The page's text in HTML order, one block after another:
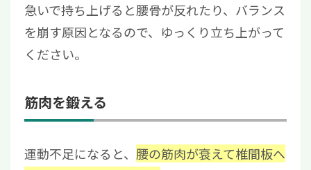
急いで持ち上げると腰骨が反れたり、バランス
を崩す原因となるので、ゆっくり立ち上がって
ください。
筋肉を鍛える
運動不足になると、 腰の筋肉が衰えて椎間板へ